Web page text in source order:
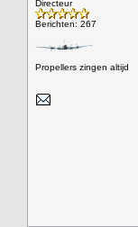
Directeur
Berichten: 267
Propellers zingen altijd